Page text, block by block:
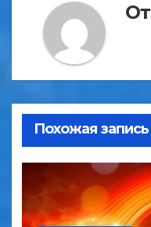
От
Похожая запись